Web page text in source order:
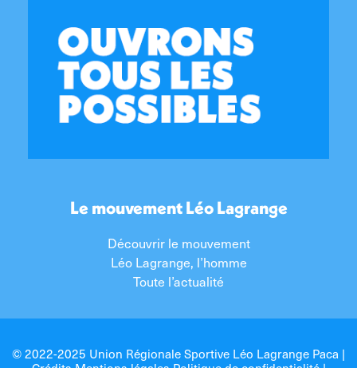
Le mouvement Léo Lagrange
Découvrir le mouvement
Léo Lagrange, l’homme
Toute l’actualité
© 2022-2025 Union Régionale Sportive Léo Lagrange Paca |